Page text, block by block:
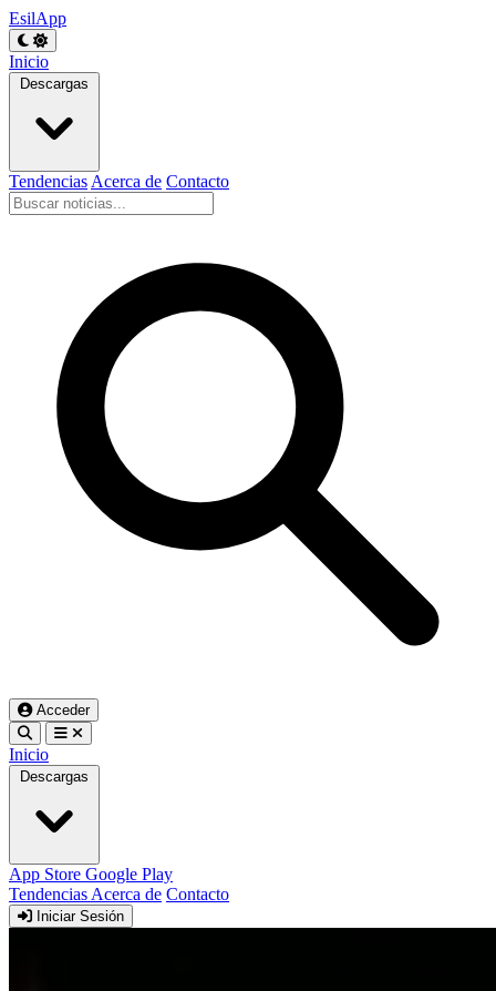
EsilApp
Inicio
Descargas
Tendencias Acerca de Contacto
Acceder
Inicio
Descargas
App Store Google Play
Tendencias Acerca de Contacto
Iniciar Sesión